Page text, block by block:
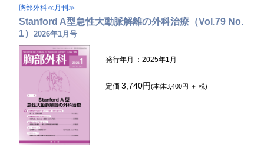
胸部外科≪月刊≫
Stanford A型急性大動脈解離の外科治療（Vol.79 No.
1）2026年1月号
発行年月 ：2025年1月
定価3,740円(本体3,400円 ＋ 税)